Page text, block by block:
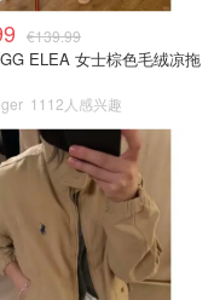
€139.99
ELEA 女士棕色毛绒凉拖
1112人感兴趣